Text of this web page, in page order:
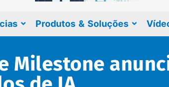
Produtos & Soluções
Milestone